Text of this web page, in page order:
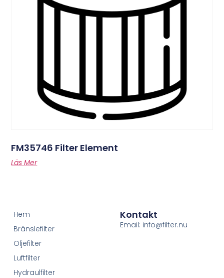
FM35746 Filter Element
Läs Mer
Hem
Bränslefilter
Oljefilter
Luftfilter
Hydraulfilter
Kontakt
Email: info@filter.nu